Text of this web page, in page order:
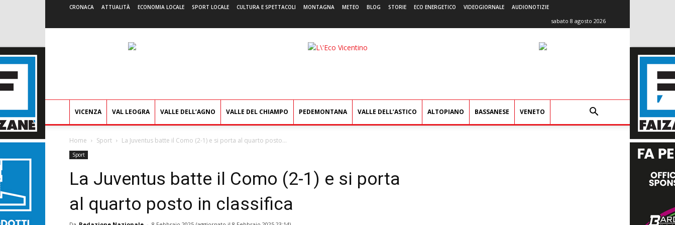
CRONACA ATTUALITÀ ECONOMIA LOCALE SPORT LOCALE CULTURA E SPETTACOLI MONTAGNA METEO BLOG STORIE ECO ENERGETICO VIDEOGIORNALE AUDIONOTIZIE
sabato 8 agosto 2026
L'Eco
VICENZA VAL LEOGRA VALLE DELL’AGNO VALLE DEL CHIAMPO PEDEMONTANA VALLE DELL’ASTICO ALTOPIANO BASSANESE VENETO
Home Sport La Juventus batte il Como (2-1) e si porta al quarto posto...
Sport
La Juventus batte il Como (2-1) e si porta
al quarto posto in classifica